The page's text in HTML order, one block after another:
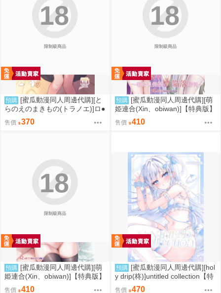
限制級商品
18
預購 [蜜瓜動漫同人周邊代購][と
らのえのまきもの(トラノエ)]ロ●
巨乳お嬢様藤宮あいりの華麗な
るおねだり(同人誌)
售價 370
限制級商品
18
預購 [蜜瓜動漫同人周邊代購][萌
姫連合(Xin、obiwan)]【特典版】
カーニバル44-混浴地獄4 ～覗き
見傀儡の陥落裁判～(崩壞：星穹
售價 410
限制級商品
18
預購 [蜜瓜動漫同人周邊代購][萌
姫連合(Xin、obiwan)]【特典版】
カーニバル43-混浴地獄3 ～幻月
售價 410
預購 [蜜瓜動漫同人周邊代購][hol
y drip(柊)]untitled collection【特
典付】(同人誌)
售價 470